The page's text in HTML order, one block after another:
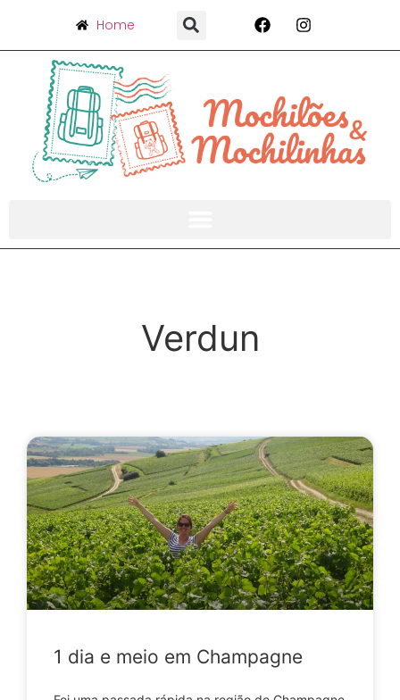
Home
Verdun
1 dia e meio em Champagne